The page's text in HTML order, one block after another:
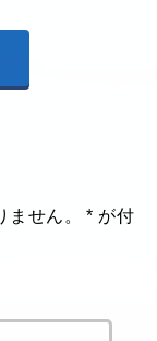
せん。 * が付